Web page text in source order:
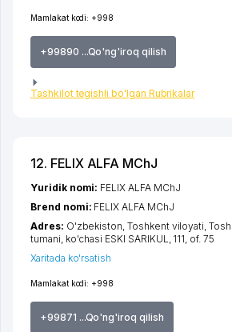
Mamlakat kodi: +998
+99890 ...Qo'ng'iroq qilish
Tashkilot tegishli bo'lgan Rubrikalar
12. FELIX ALFA MChJ
Mamlakat kodi: +998
+99871 ...Qo'ng'iroq qilish
Yuridik nomi: FELIX ALFA MChJ
Brend nomi: FELIX ALFA MChJ
Adres: O'zbekiston,Toshkent viloyati,
tumani, ko'chasi ESKI SARIKUL, 111, of. 75
Xaritada ko'rsatish